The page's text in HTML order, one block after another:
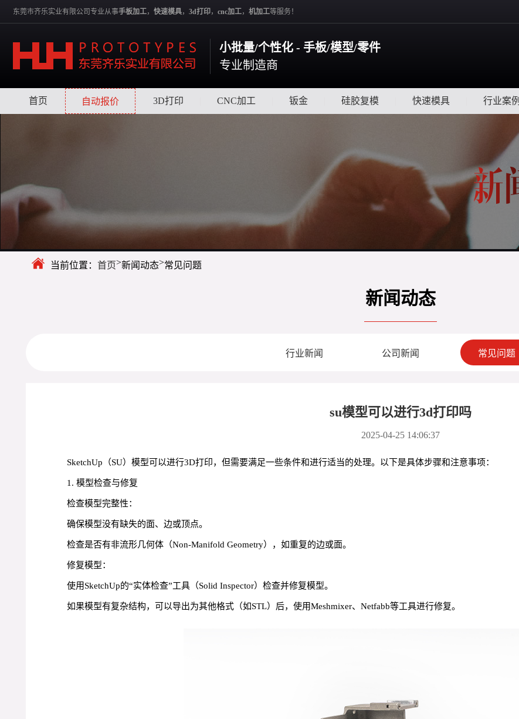
东莞市齐乐实业有限公司专业从事手板加工， 快速模具， 3d打印， cnc加工， 机加工等服务！
小批量/个性化 - 手板/模型/零件
专业制造商
首页 自动报价 3D打印 CNC加工 钣金 硅胶复模 快速模具 行业案例
当前位置： 首页>新闻动态>常见问题
新闻动态
行业新闻 公司新闻 常见问题
su模型可以进行3d打印吗
2025-04-25 14:06:37
SketchUp（SU）模型可以进行3D打印，但需要满足一些条件和进行适当的处理。以下是具体步骤和注意事项：
1. 模型检查与修复
检查模型完整性：
确保模型没有缺失的面、边或顶点。
检查是否有非流形几何体（Non-Manifold Geometry），如重复的边或面。
修复模型：
使用SketchUp的“实体检查”工具（Solid Inspector）检查并修复模型。
如果模型有复杂结构，可以导出为其他格式（如STL）后，使用Meshmixer、Netfabb等工具进行修复。